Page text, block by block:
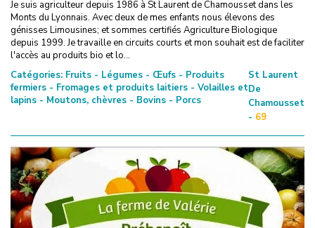
Je suis agriculteur depuis 1986 à St Laurent de Chamousset dans les
Monts du Lyonnais. Avec deux de mes enfants nous élevons des
génisses Limousines; et sommes certifiés Agriculture Biologique
depuis 1999. Je travaille en circuits courts et mon souhait est de faciliter
l'accès au produits bio et lo...
Catégories: Fruits - Légumes - Œufs - Produits
fermiers - Fromages et produits laitiers - Volailles et
lapins - Moutons, chèvres - Bovins - Porcs
St Laurent
De
Chamousset
- 69